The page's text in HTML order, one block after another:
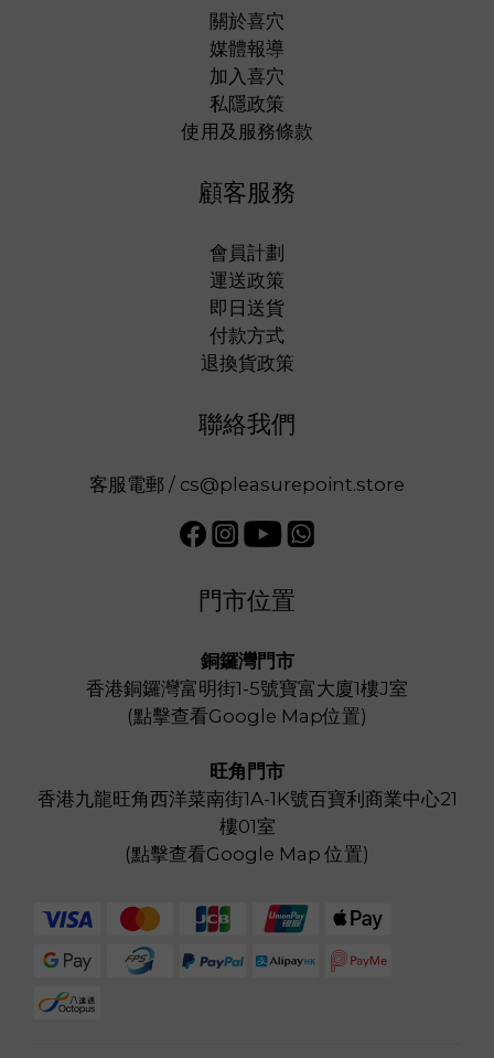
關於喜穴
媒體報導
加入喜穴
私隱政策
使用及服務條款
顧客服務
會員計劃
運送政策
即日送貨
付款方式
退換貨政策
聯絡我們
客服電郵 / cs@pleasurepoint.store
門市位置
銅鑼灣門市
香港銅鑼灣富明街1-5號寶富大廈1樓J室
(點擊查看Google Map位置)
旺角門市
香港九龍旺角西洋菜南街1A-1K號百寶利商業中心21
樓01室
(點擊查看Google Map 位置)